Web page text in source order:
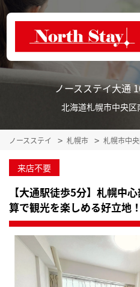
ノースステイ大通
北海道札幌市中央
ノースステイ 札幌市 札幌市中
来店不要
【大通駅徒歩5分】札幌中
算で観光を楽しめる好立地！